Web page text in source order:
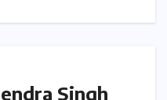
Singh